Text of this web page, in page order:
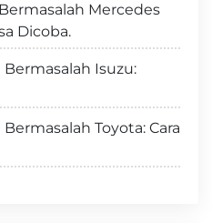
Mercedes
Dicoba.
Isuzu:
Toyota: Cara